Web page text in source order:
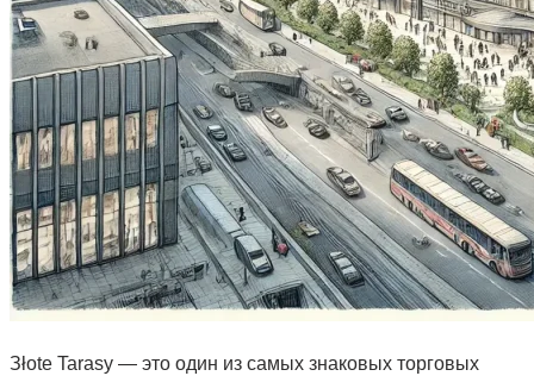
Зłote Tarasy — это один из самых знаковых торговых